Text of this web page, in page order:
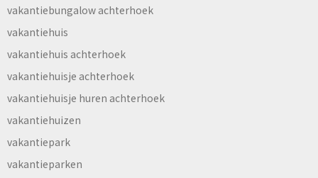
vakantiebungalow achterhoek
vakantiehuis
vakantiehuis achterhoek
vakantiehuisje achterhoek
vakantiehuisje huren achterhoek
vakantiehuizen
vakantiepark
vakantieparken